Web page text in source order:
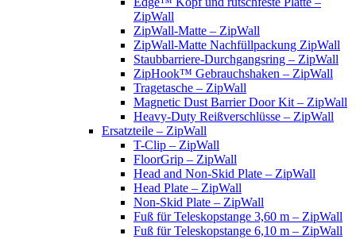
ZipWall
ZipWall-Matte – ZipWall
ZipWall-Matte Nachfüllpackung ZipWall
Staubbarriere-Durchgangsring – ZipWall
ZipHook™ Gebrauchshaken – ZipWall
Tragetasche – ZipWall
Magnetic Dust Barrier Door Kit – ZipWall
Heavy-Duty Reißverschlüsse – ZipWall
Ersatzteile – ZipWall
T-Clip – ZipWall
FloorGrip – ZipWall
Head and Non-Skid Plate – ZipWall
Head Plate – ZipWall
Non-Skid Plate – ZipWall
Fuß für Teleskopstange 3,60 m – ZipWall
Fuß für Teleskopstange 6,10 m – ZipWall